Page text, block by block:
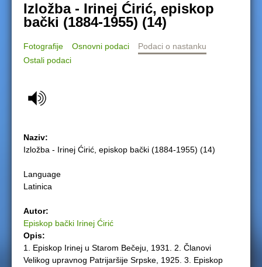
o
a
h
r
e
Izložba - Irinej Ćirić, episkop
bački (1884-1955) (14)
Fotografije Osnovni podaci
Podaci o nastanku
Ostali podaci
Naziv:
Izložba - Irinej Ćirić, episkop bački (1884-1955) (14)
Language
Latinica
Autor:
Episkop bački Irinej Ćirić
Opis:
1. Episkop Irinej u Starom Bečeju, 1931. 2. Članovi
Velikog upravnog Patrijaršije Srpske, 1925. 3. Episkop